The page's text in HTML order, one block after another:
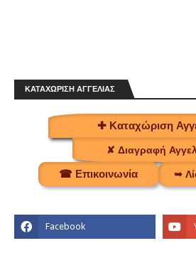
ΚΑΤΑΧΩΡΙΣΗ ΑΓΓΕΛΙΑΣ
✚ Καταχώριση
✘ Διαγραφή
☎ Επικοινωνία ➥